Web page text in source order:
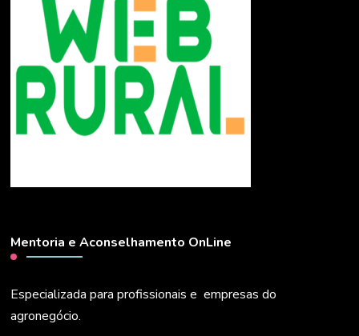
Mentoria e Aconselhamento OnLine
Especializada para profissionais e empresas do
agronegócio.